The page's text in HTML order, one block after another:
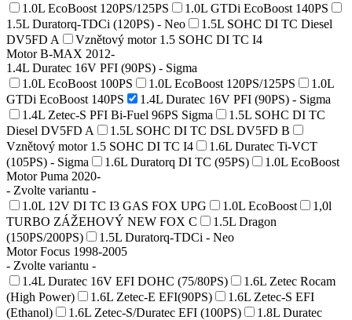
1.0L EcoBoost 120PS/125PS
1.0L GTDi EcoBoost 140PS
1.5L Duratorq-TDCi (120PS) - Neo
1.5L SOHC DI TC Diesel
DV5FD A
Vznětový motor 1.5 SOHC DI TC I4
Motor B-MAX 2012-
1.4L Duratec 16V PFI (90PS) - Sigma
1.0L EcoBoost 100PS
1.0L EcoBoost 120PS/125PS
1.0L
GTDi EcoBoost 140PS
1.4L Duratec 16V PFI (90PS) - Sigma
1.4L Zetec-S PFI Bi-Fuel 96PS Sigma
1.5L SOHC DI TC
Diesel DV5FD A
1.5L SOHC DI TC DSL DV5FD B
Vznětový motor 1.5 SOHC DI TC I4
1.6L Duratec Ti-VCT
(105PS) - Sigma
1.6L Duratorq DI TC (95PS)
1.0L EcoBoost
Motor Puma 2020-
- Zvolte variantu -
1.0L 12V DI TC I3 GAS FOX UPG
1.0L EcoBoost
1,0l
TURBO ZÁŽEHOVÝ NEW FOX C
1.5L Dragon
(150PS/200PS)
1.5L Duratorq-TDCi - Neo
Motor Focus 1998-2005
- Zvolte variantu -
1.4L Duratec 16V EFI DOHC (75/80PS)
1.6L Zetec Rocam
(High Power)
1.6L Zetec-E EFI(90PS)
1.6L Zetec-S EFI
(Ethanol)
1.6L Zetec-S/Duratec EFI (100PS)
1.8L Duratec